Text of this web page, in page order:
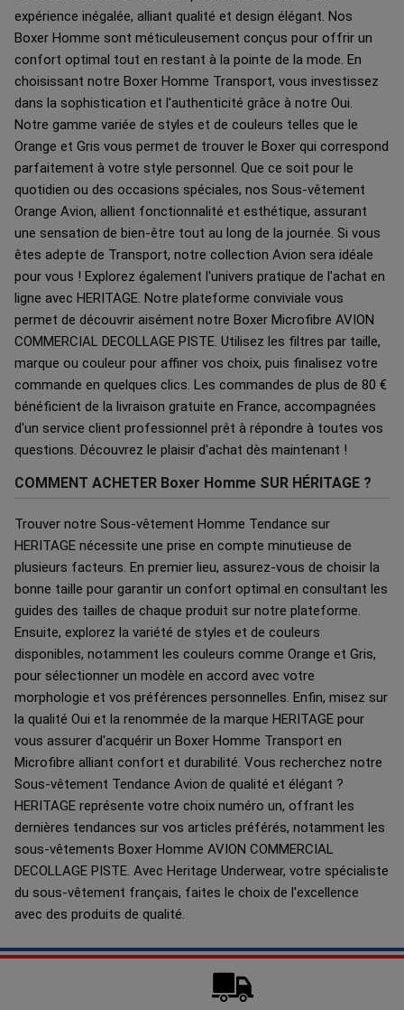
expérience inégalée, alliant qualité et design élégant. Nos
Boxer Homme sont méticuleusement conçus pour offrir un
confort optimal tout en restant à la pointe de la mode. En
choisissant notre Boxer Homme Transport, vous investissez
dans la sophistication et l'authenticité grâce à notre Oui.
Notre gamme variée de styles et de couleurs telles que le
Orange et Gris vous permet de trouver le Boxer qui correspond
parfaitement à votre style personnel. Que ce soit pour le
quotidien ou des occasions spéciales, nos Sous-vêtement
Orange Avion, allient fonctionnalité et esthétique, assurant
une sensation de bien-être tout au long de la journée. Si vous
êtes adepte de Transport, notre collection Avion sera idéale
pour vous ! Explorez également l'univers pratique de l'achat en
ligne avec HERITAGE. Notre plateforme conviviale vous
permet de découvrir aisément notre Boxer Microfibre AVION
COMMERCIAL DECOLLAGE PISTE. Utilisez les filtres par taille,
marque ou couleur pour affiner vos choix, puis finalisez votre
commande en quelques clics. Les commandes de plus de 80 €
bénéficient de la livraison gratuite en France, accompagnées
d'un service client professionnel prêt à répondre à toutes vos
questions. Découvrez le plaisir d'achat dès maintenant !
COMMENT ACHETER Boxer Homme SUR HÉRITAGE ?
Trouver notre Sous-vêtement Homme Tendance sur
HERITAGE nécessite une prise en compte minutieuse de
plusieurs facteurs. En premier lieu, assurez-vous de choisir la
bonne taille pour garantir un confort optimal en consultant les
guides des tailles de chaque produit sur notre plateforme.
Ensuite, explorez la variété de styles et de couleurs
disponibles, notamment les couleurs comme Orange et Gris,
pour sélectionner un modèle en accord avec votre
morphologie et vos préférences personnelles. Enfin, misez sur
la qualité Oui et la renommée de la marque HERITAGE pour
vous assurer d'acquérir un Boxer Homme Transport en
Microfibre alliant confort et durabilité. Vous recherchez notre
Sous-vêtement Tendance Avion de qualité et élégant ?
HERITAGE représente votre choix numéro un, offrant les
dernières tendances sur vos articles préférés, notamment les
sous-vêtements Boxer Homme AVION COMMERCIAL
DECOLLAGE PISTE. Avec Heritage Underwear, votre spécialiste
du sous-vêtement français, faites le choix de l'excellence
avec des produits de qualité.